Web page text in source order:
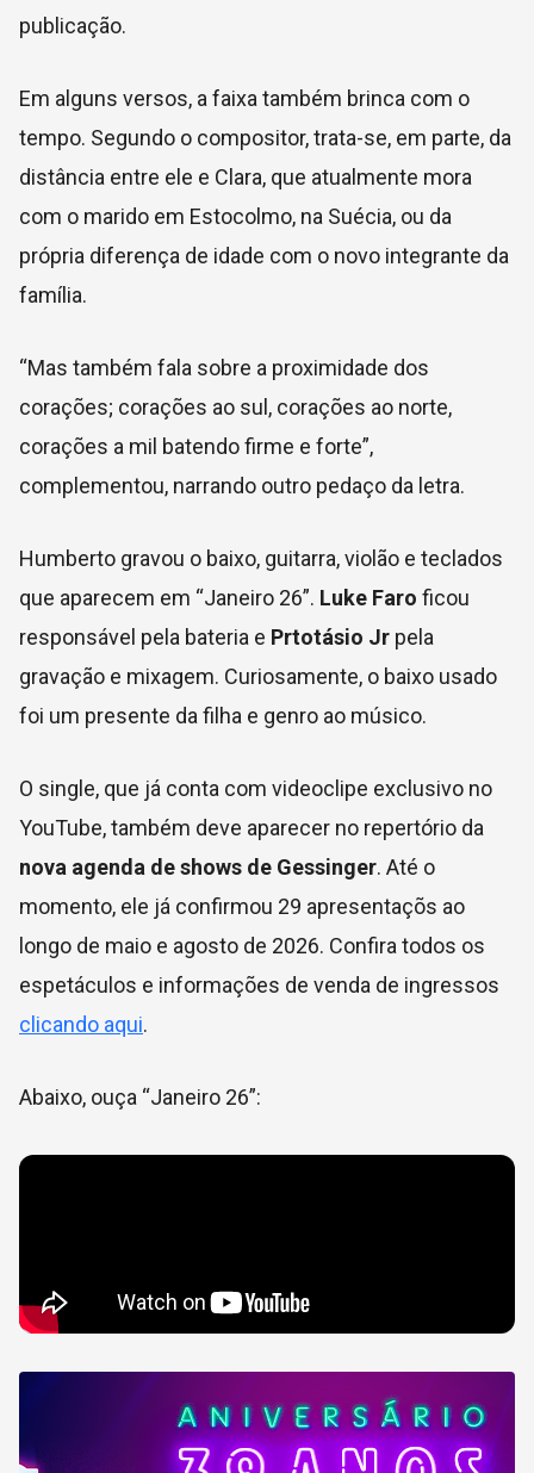
publicação.
Em alguns versos, a faixa também brinca com o
tempo. Segundo o compositor, trata-se, em parte, da
distância entre ele e Clara, que atualmente mora
com o marido em Estocolmo, na Suécia, ou da
própria diferença de idade com o novo integrante da
família.
“Mas também fala sobre a proximidade dos
corações; corações ao sul, corações ao norte,
corações a mil batendo firme e forte”,
complementou, narrando outro pedaço da letra.
Humberto gravou o baixo, guitarra, violão e teclados
que aparecem em “Janeiro 26”. Luke Faro ficou
responsável pela bateria e Prtotásio Jr pela
gravação e mixagem. Curiosamente, o baixo usado
foi um presente da filha e genro ao músico.
O single, que já conta com videoclipe exclusivo no
YouTube, também deve aparecer no repertório da
nova agenda de shows de Gessinger. Até o
momento, ele já confirmou 29 apresentaçõs ao
longo de maio e agosto de 2026. Confira todos os
espetáculos e informações de venda de ingressos
clicando aqui.
Abaixo, ouça “Janeiro 26”: